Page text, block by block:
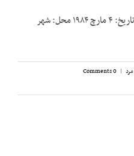
روایت کننده: آقای محمود شانه‌چی تاریخ: ۴ مارچ ۱۹۸۴ محل: شهر
مرد |
0 Comments